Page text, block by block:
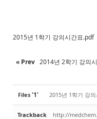
2015년 1학기 강의시간표.pdf
« Prev 2014년 2학기 강의
Files '1' 2015년 1학기 강
Trackback http://